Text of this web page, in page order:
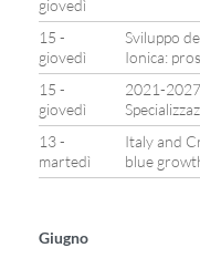
giovedì
15 -
giovedì
Sviluppo
Ionica:
15 -
giovedì
2021-
13 -
martedì
Italy and
blue
Giugno